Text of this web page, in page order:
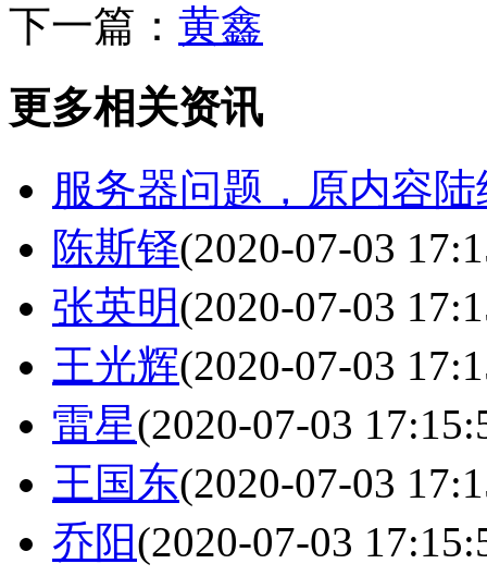
下一篇： 黄鑫
更多相关资讯
服务器问题，原内容
陈斯铎(2020-07-03
张英明(2020-07-03
王光辉(2020-07-03
雷星(2020-07-03
王国东(2020-07-03
乔阳(2020-07-03